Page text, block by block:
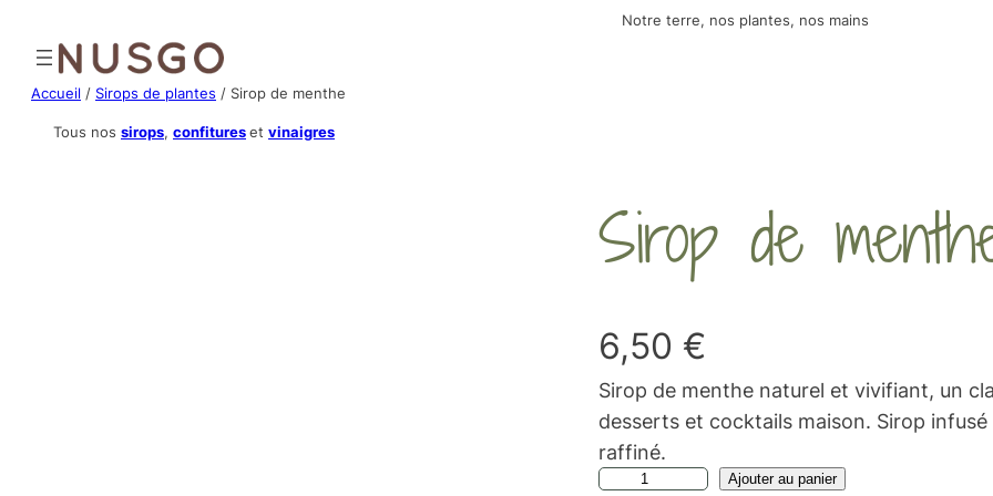
contenu
Notre terre, nos plantes, nos mains
Accueil / Sirops de plantes / Sirop de menthe
Tous nos sirops, confitureset vinaigres
Sirop de
6,50 €
Sirop de menthe naturel et vivifiant, un
desserts et cocktails maison. Sirop
raffiné.
q
Ajouter au panier
A